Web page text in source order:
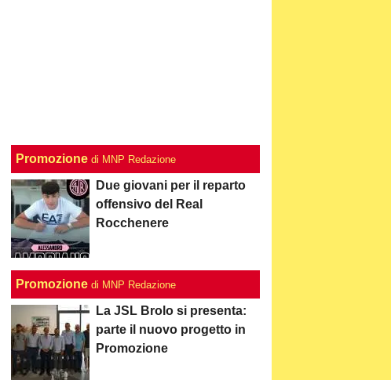
Promozione di MNP Redazione
Due giovani per il reparto
offensivo del Real
Rocchenere
Promozione di MNP Redazione
La JSL Brolo si presenta:
parte il nuovo progetto in
Promozione